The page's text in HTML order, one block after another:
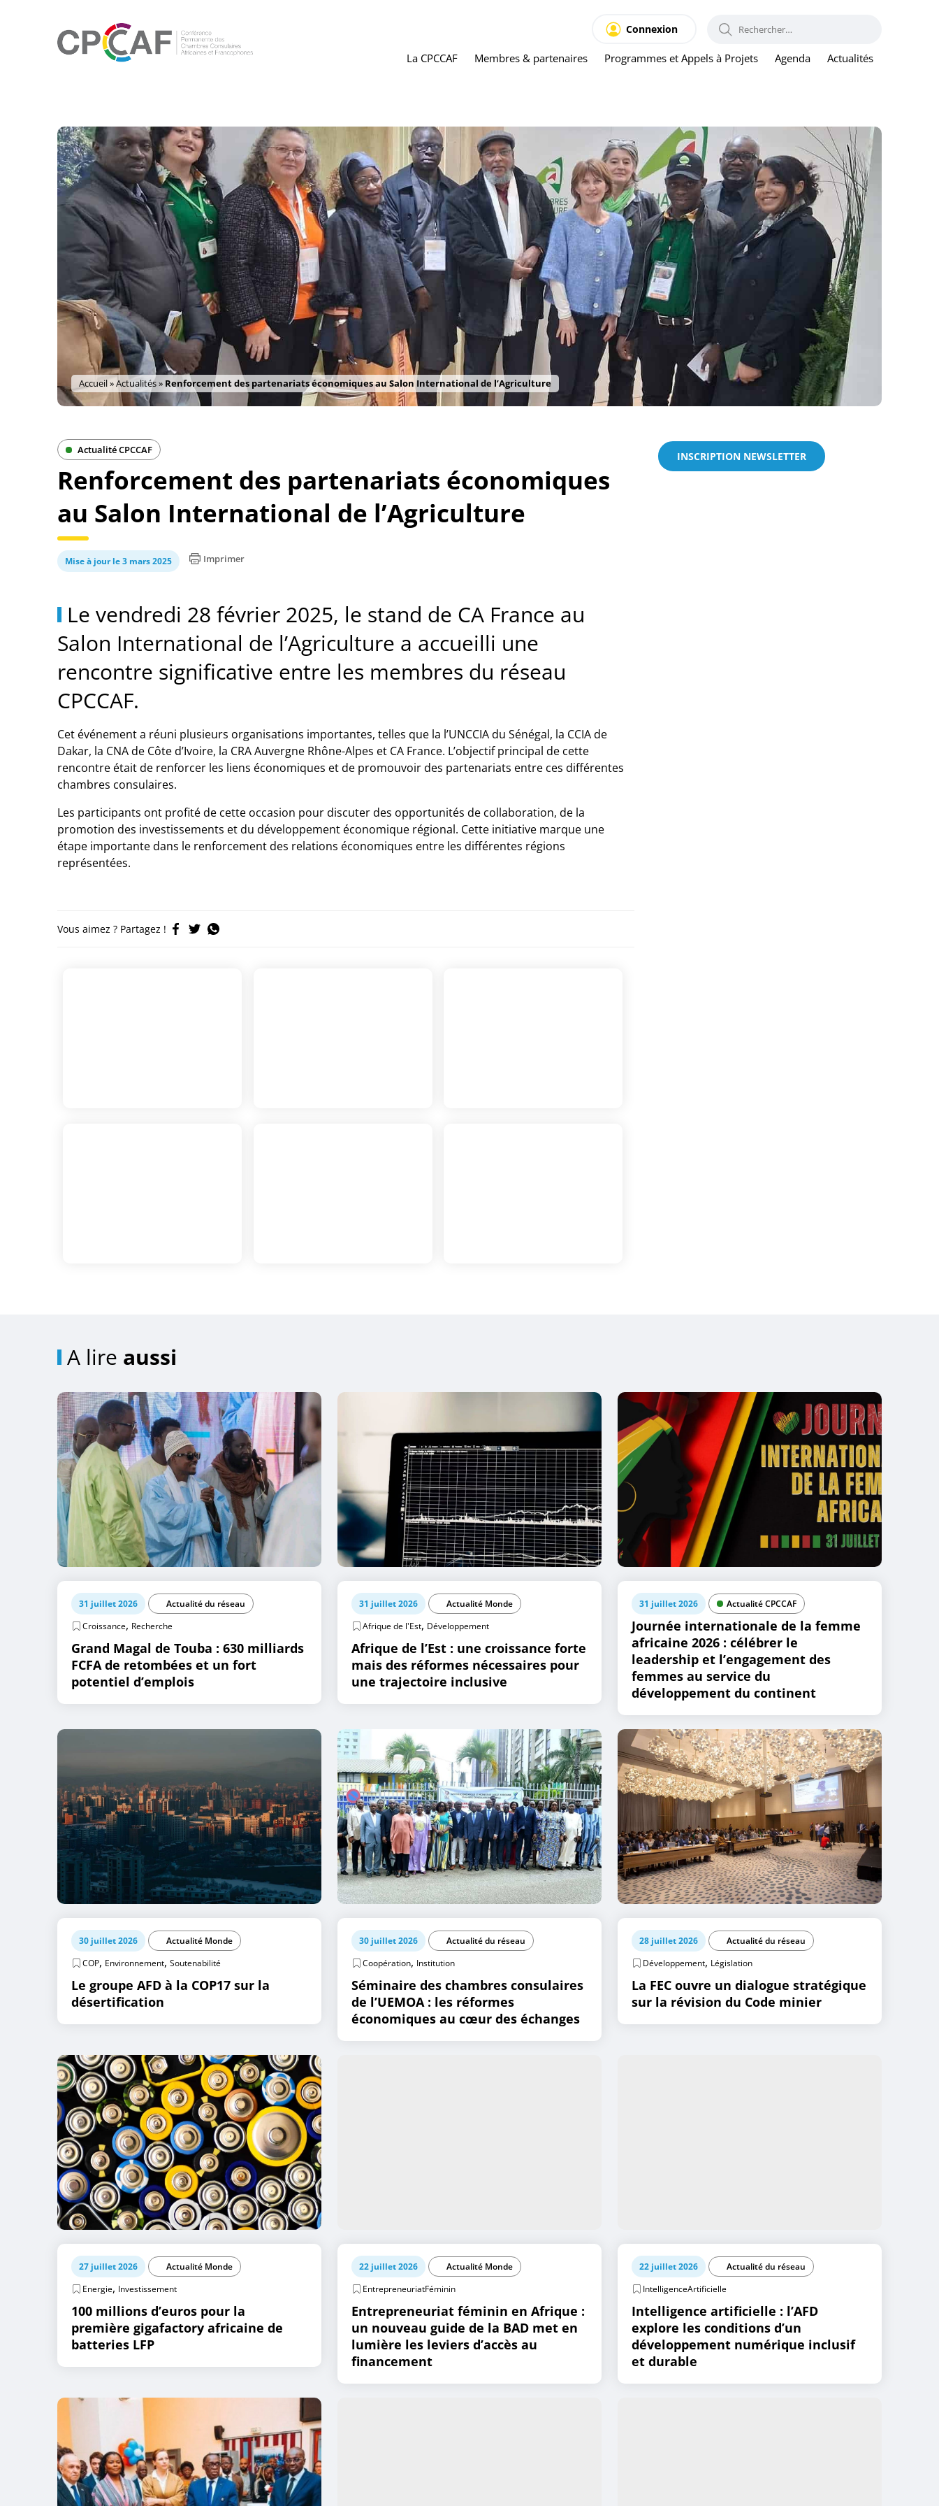
La CPCCAF Membres & partenaires Programmes et Appels à Projets Agenda Actualités
Connexion RECHERCHER :
Accueil»Actualités» Renforcement des partenariats économiques au Salon International de l’Agriculture
Actualité CPCCAF
Renforcement des partenariats économiques
au Salon International de l’Agriculture
Mise à jour le 3 mars 2025 Imprimer
Le vendredi 28 février 2025, le stand de CA France au
Salon International de l’Agriculture a accueilli une
rencontre significative entre les membres du réseau
CPCCAF.
Cet événement a réuni plusieurs organisations importantes, telles que la l’UNCCIA du Sénégal, la CCIA de
Dakar, la CNA de Côte d’Ivoire, la CRA Auvergne Rhône-Alpes et CA France. L’objectif principal de cette
rencontre était de renforcer les liens économiques et de promouvoir des partenariats entre ces différentes
chambres consulaires.
Les participants ont profité de cette occasion pour discuter des opportunités de collaboration, de la
promotion des investissements et du développement économique régional. Cette initiative marque une
étape importante dans le renforcement des relations économiques entre les différentes régions
représentées.
Vous aimez ? Partagez !
INSCRIPTION NEWSLETTER
A lire aussi
31 juillet 2026
Actualité du réseau
Croissance, Recherche
Grand Magal de Touba : 630 milliards
FCFA de retombées et un fort
potentiel d’emplois
31 juillet 2026
Actualité Monde
Afrique de l'Est, Développement
Afrique de l’Est : une croissance forte
mais des réformes nécessaires pour
une trajectoire inclusive
31 juillet 2026 Actualité CPCCAF
Journée internationale de la femme
africaine 2026 : célébrer le
leadership et l’engagement des
femmes au service du
développement du continent
30 juillet 2026
Actualité Monde
COP, Environnement, Soutenabilité
Le groupe AFD à la COP17 sur la
désertification
30 juillet 2026
Actualité du réseau
Coopération, Institution
Séminaire des chambres consulaires
de l’UEMOA : les réformes
économiques au cœur des échanges
28 juillet 2026
Actualité du réseau
Développement, Législation
La FEC ouvre un dialogue stratégique
sur la révision du Code minier
27 juillet 2026
Actualité Monde
Energie, Investissement
100 millions d’euros pour la
première gigafactory africaine de
batteries LFP
22 juillet 2026
Actualité Monde
EntrepreneuriatFéminin
Entrepreneuriat féminin en Afrique :
un nouveau guide de la BAD met en
lumière les leviers d’accès au
financement
22 juillet 2026
Actualité du réseau
IntelligenceArtificielle
Intelligence artificielle : l’AFD
explore les conditions d’un
développement numérique inclusif
et durable